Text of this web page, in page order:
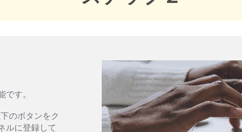
す。
のボタンをク
ルに登録して